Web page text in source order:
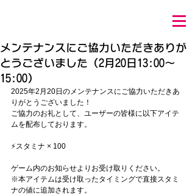
メンテナンスにご協力いただきありが
とうございました（2月20日13:00～
15:00）
2025年2月20日のメンテナンスにご協力いただきあ
りがとうございました！
ご協力のお礼として、ユーザーの皆様に以下アイテ
ムを配布しております。
⚡スタミナ × 100
ゲーム内のお知らせよりお受け取りください。
※本アイテムは受け取ったタイミングで直接スタミ
ナの値に追加されます。